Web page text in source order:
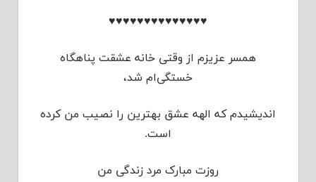
♥♥♥♥♥♥♥♥♥♥♥♥♥♥
همسر عزیزم از وقتی خانه عشقت پناهگاه
خستگی‌ام شد،
اندیشیدم که الهه عشق بهترین را نصیب من کرده
است.
روزت مبارک مرد زندگی من